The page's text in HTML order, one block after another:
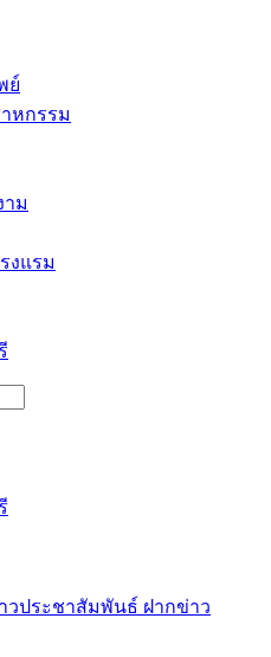
ย์
หกรรม
ม
งแรม
ข่าวประชาสัมพันธ์ ฝากข่าว